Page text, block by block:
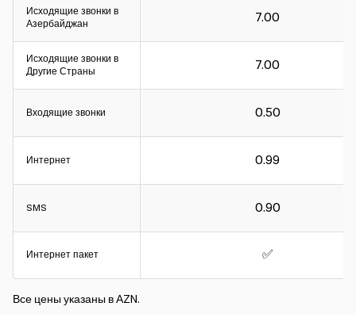
Для интернета - 30КБ.
Интервал расчета:
Интервал расчета:
Для входящих и исходящих звонков – 60 секунд.
Исходящие звонки в
Азербайджан
Исходящие звонки в
Другие Страны
Входящие звонки
Интернет
SMS
Интернет пакет
7.00
7.00
0.50
0.99
0.90
✅
Все цены указаны в АZN.